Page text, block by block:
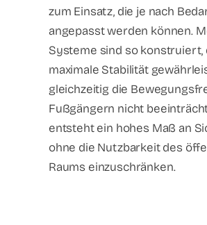
zum Einsatz, die je nach
angepasst werden können.
Systeme sind so konstruiert,
maximale Stabilität
gleichzeitig die
Fußgängern nicht
entsteht ein hohes Maß an
ohne die Nutzbarkeit des
Raums einzuschränken.